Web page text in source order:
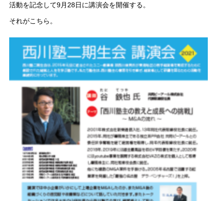
活動を記念して9月28日に講演会を開催する。
それがこちら。